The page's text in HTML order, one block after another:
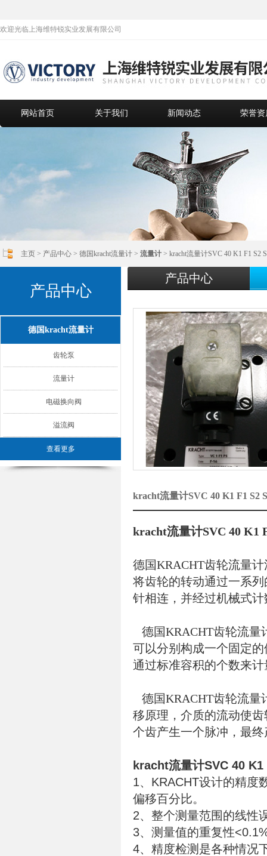
欢迎光临上海维特锐实业发展有限公司
网站首页 关于我们 新闻动态 荣誉资
主页 > 产品中心 > 德国kracht流量计 > 流量计 > kracht流量计SVC 40 K1 F1 S2
产品中心
德国kracht流量计
齿轮泵
流量计
电磁换向阀
溢流阀
查看更多
产品中心
kracht流量计SVC 40 K1 F1 S2
kracht流量计SVC 40 K1
德国KRACHT齿轮流量
将齿轮的转动通过一系
针相连，并经过机械式
德国KRACHT齿轮流量
可以分别构成一个固定
通过标准容积的个数来计
德国KRACHT齿轮流量
移原理，介质的流动使
个齿产生一个脉冲，最
kracht流量计SVC 40 K1
1、KRACHT设计的精度
偏移百分比。
2、整个测量范围的线性
3、测量值的重复性
4、精度检测是各种情况